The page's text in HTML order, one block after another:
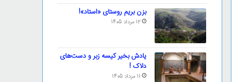
بزن بریم روستای «استاد»!
12 مرداد 1405
یادش بخیر کیسه‌ زبر و دست‌های
دلاک !
11 مرداد 1405